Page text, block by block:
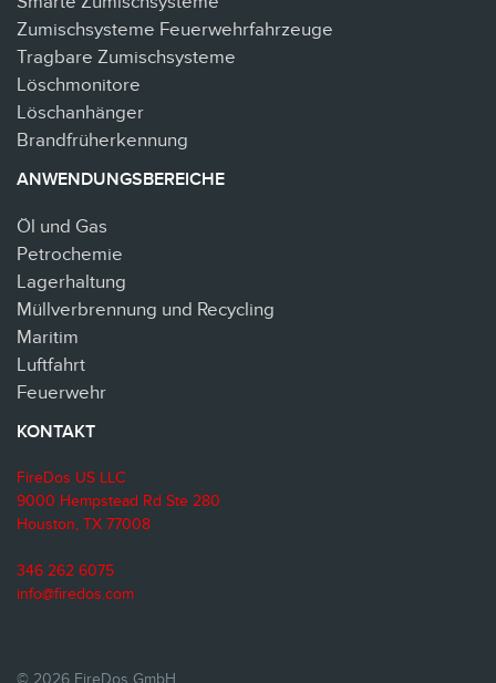
Zumischsysteme Feuerwehrfahrzeuge
Tragbare Zumischsysteme
Löschmonitore
Löschanhänger
Brandfrüherkennung
ANWENDUNGSBEREICHE
Öl und Gas
Petrochemie
Lagerhaltung
Müllverbrennung und Recycling
Maritim
Luftfahrt
Feuerwehr
KONTAKT
FireDos US LLC
9000 Hempstead Rd Ste 280
Houston, TX 77008
346 262 6075
info@firedos.com